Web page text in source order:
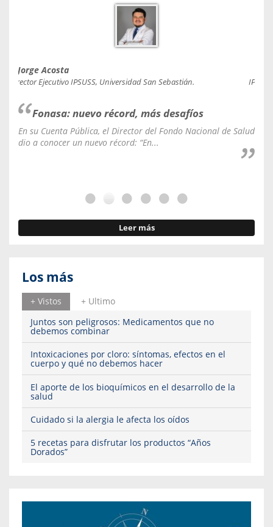
Jorge Acosta
Director Ejecutivo IPSUSS, Universidad San Sebastián.
Fonasa: nuevo récord, más desafíos
En su Cuenta Pública, el Director del Fondo Nacional de Salud
dio a conocer un nuevo récord: “En...
Leer más
Los más
+ Vistos
+ Ultimo
Juntos son peligrosos: Medicamentos que no
debemos combinar
Intoxicaciones por cloro: síntomas, efectos en el
cuerpo y qué no debemos hacer
El aporte de los bioquímicos en el desarrollo de la
salud
Cuidado si la alergia le afecta los oídos
5 recetas para disfrutar los productos “Años
Dorados”